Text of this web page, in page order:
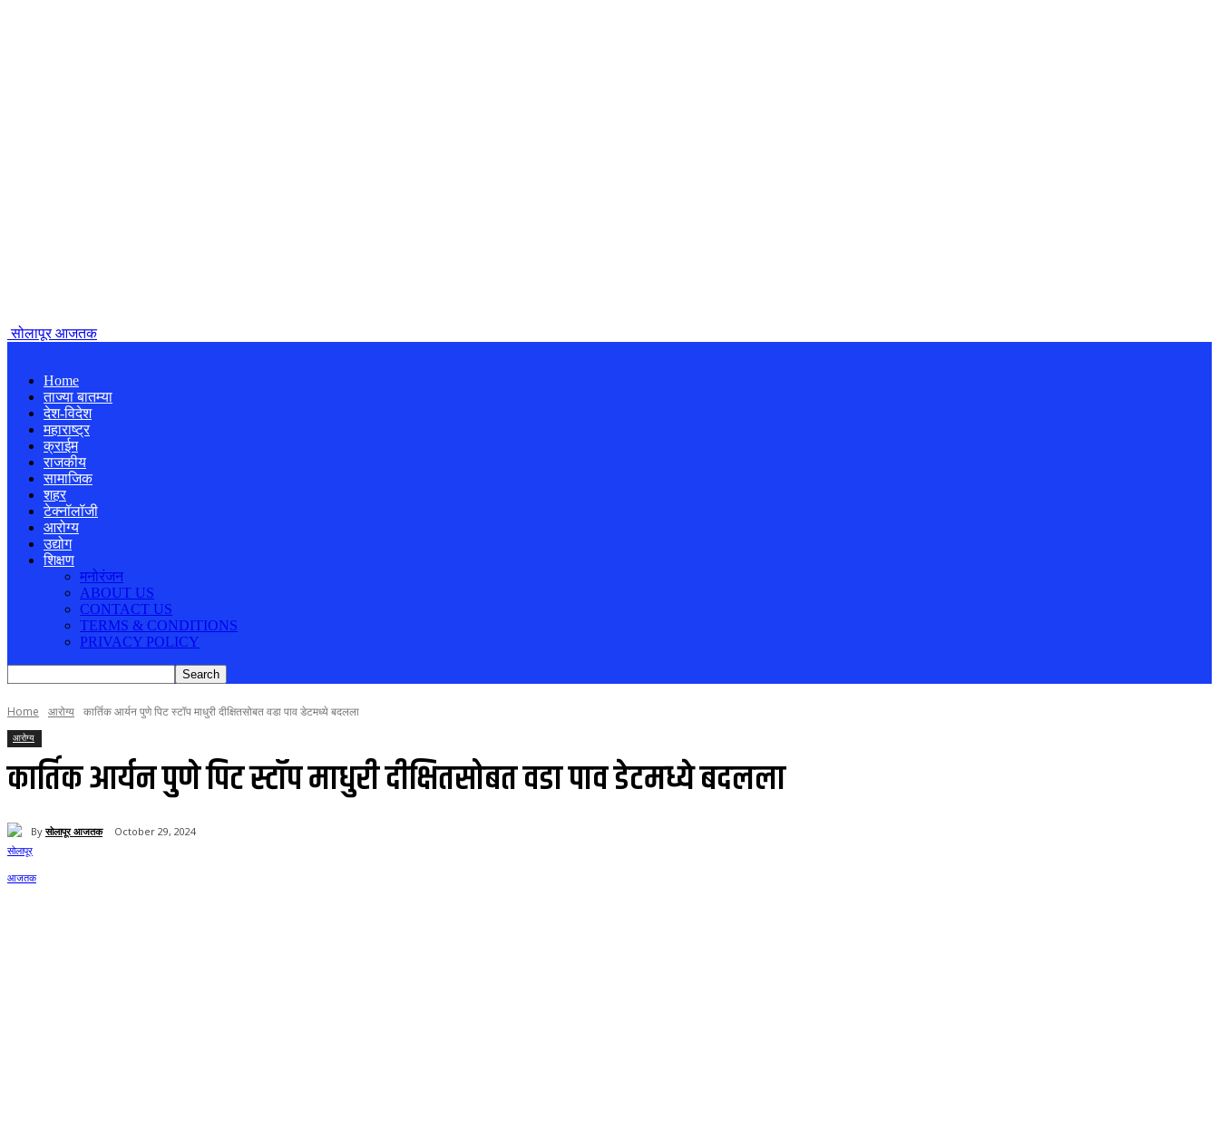
सोलापूर आजतक
Home
ताज्या बातम्या
देश-विदेश
महाराष्ट्र
क्राईम
राजकीय
सामाजिक
शहर
टेक्नॉलॉजी
आरोग्य
उद्योग
शिक्षण
मनोरंजन
ABOUT US
CONTACT US
TERMS & CONDITIONS
PRIVACY POLICY
Home आरोग्य कार्तिक आर्यन पुणे पिट स्टॉप माधुरी दीक्षितसोबत वडा पाव डेटमध्ये बदलला
आरोग्य
कार्तिक आर्यन पुणे पिट स्टॉप माधुरी दीक्षितसोबत वडा पाव डेटमध्ये बदलला
By सोलापूर आजतक October 29, 2024